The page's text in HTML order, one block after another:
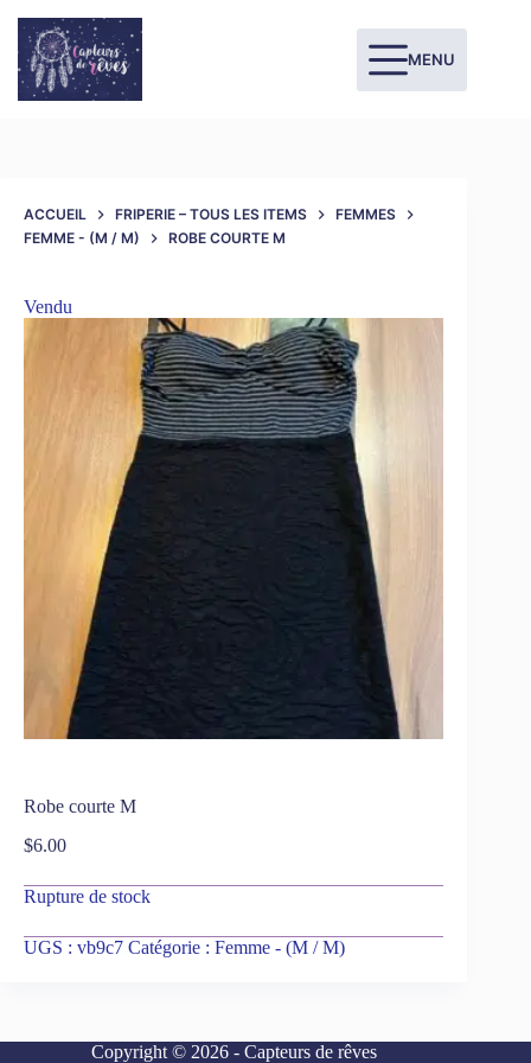
MENU
ACCUEIL FRIPERIE – TOUS LES ITEMS
FEMMES
FEMME - (M / M)
ROBE COURTE M
Vendu
Robe courte M
$6.00
Rupture de stock
UGS : vb9c7 Catégorie : Femme - (M / M)
Copyright © 2026 - Capteurs de rêves